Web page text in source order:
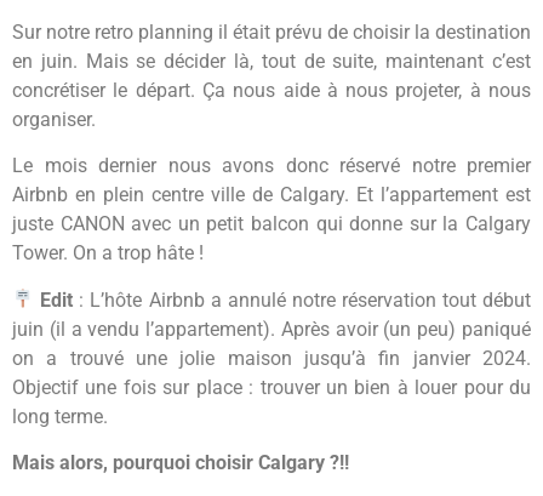
Sur notre retro planning il était prévu de choisir la destination
en juin. Mais se décider là, tout de suite, maintenant c’est
concrétiser le départ. Ça nous aide à nous projeter, à nous
organiser.
Le mois dernier nous avons donc réservé notre premier
Airbnb en plein centre ville de Calgary. Et l’appartement est
juste CANON avec un petit balcon qui donne sur la Calgary
Tower. On a trop hâte !
Edit : L’hôte Airbnb a annulé notre réservation tout début
juin (il a vendu l’appartement). Après avoir (un peu) paniqué
on a trouvé une jolie maison jusqu’à fin janvier 2024.
Objectif une fois sur place : trouver un bien à louer pour du
long terme.
Mais alors, pourquoi choisir Calgary ?!!